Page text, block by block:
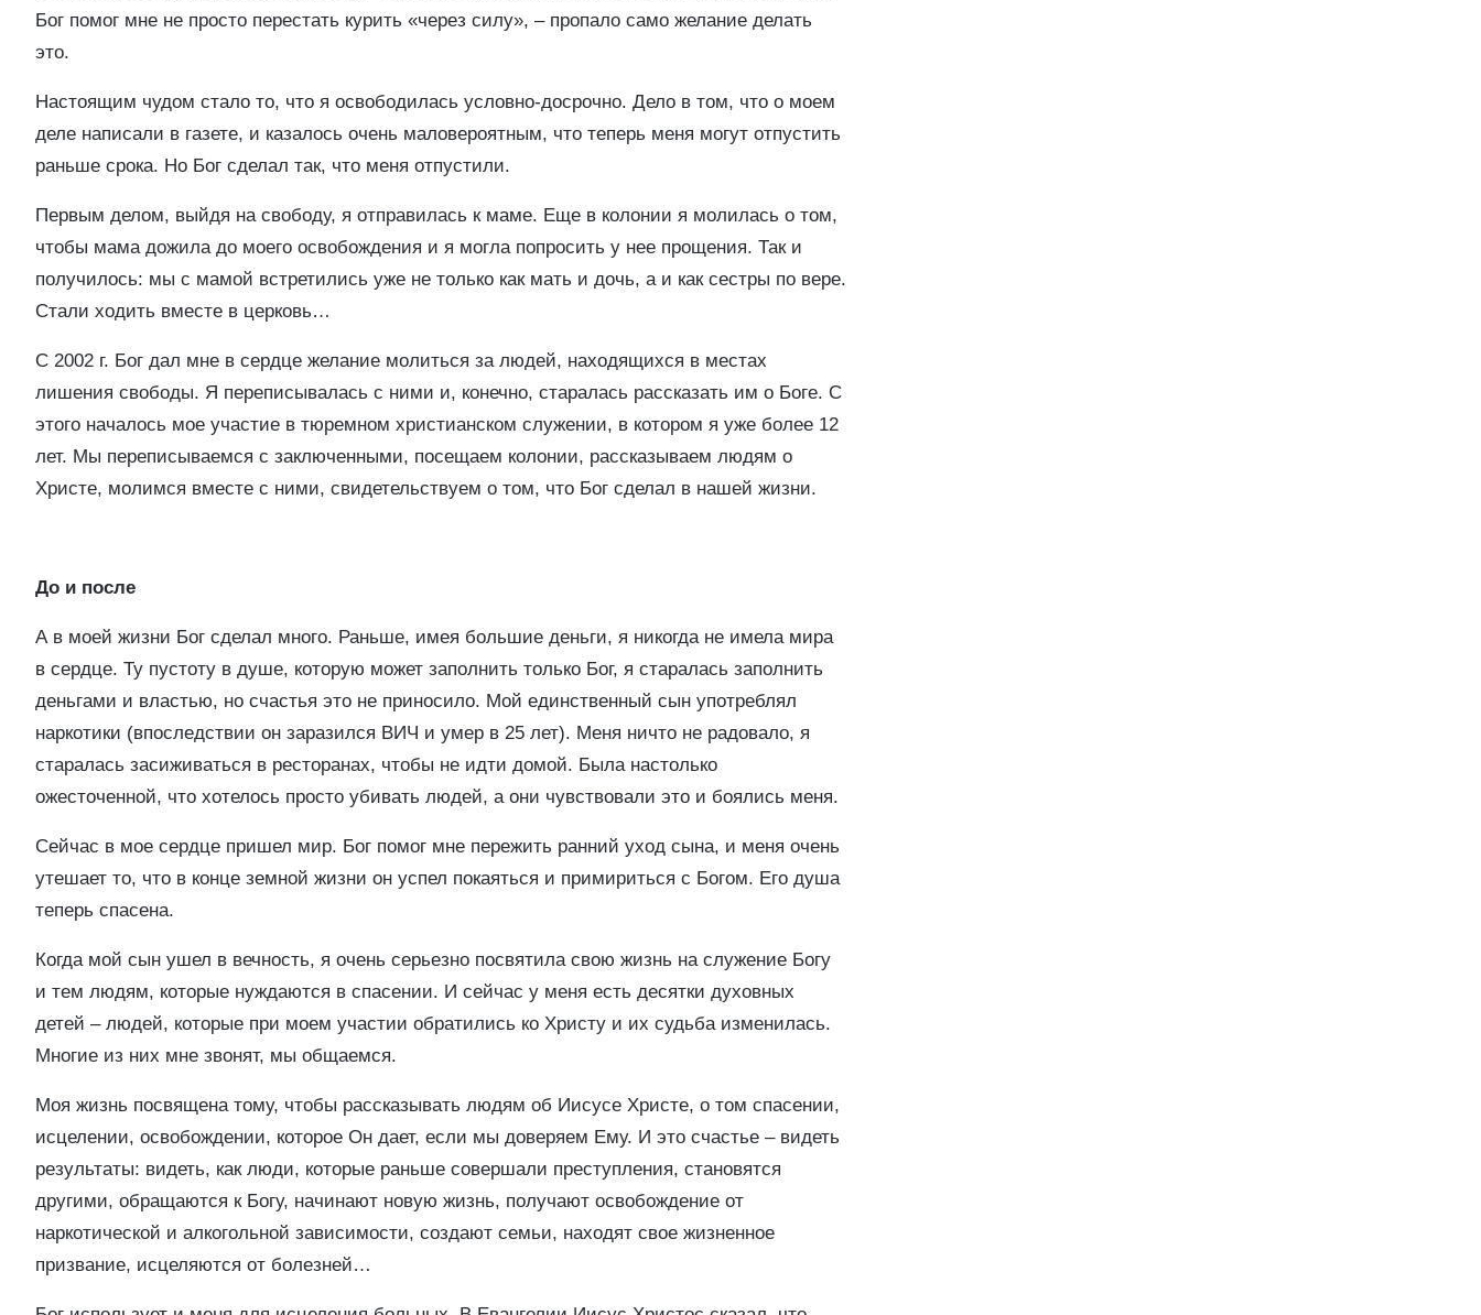
Бог помог мне не просто перестать курить «через силу», – пропало само желание делать
это.
Настоящим чудом стало то, что я освободилась условно-досрочно. Дело в том, что о моем
деле написали в газете, и казалось очень маловероятным, что теперь меня могут отпустить
раньше срока. Но Бог сделал так, что меня отпустили.
Первым делом, выйдя на свободу, я отправилась к маме. Еще в колонии я молилась о том,
чтобы мама дожила до моего освобождения и я могла попросить у нее прощения. Так и
получилось: мы с мамой встретились уже не только как мать и дочь, а и как сестры по вере.
Стали ходить вместе в церковь…
С 2002 г. Бог дал мне в сердце желание молиться за людей, находящихся в местах
лишения свободы. Я переписывалась с ними и, конечно, старалась рассказать им о Боге. С
этого началось мое участие в тюремном христианском служении, в котором я уже более 12
лет. Мы переписываемся с заключенными, посещаем колонии, рассказываем людям о
Христе, молимся вместе с ними, свидетельствуем о том, что Бог сделал в нашей жизни.
До и после
А в моей жизни Бог сделал много. Раньше, имея большие деньги, я никогда не имела мира
в сердце. Ту пустоту в душе, которую может заполнить только Бог, я старалась заполнить
деньгами и властью, но счастья это не приносило. Мой единственный сын употреблял
наркотики (впоследствии он заразился ВИЧ и умер в 25 лет). Меня ничто не радовало, я
старалась засиживаться в ресторанах, чтобы не идти домой. Была настолько
ожесточенной, что хотелось просто убивать людей, а они чувствовали это и боялись меня.
Сейчас в мое сердце пришел мир. Бог помог мне пережить ранний уход сына, и меня очень
утешает то, что в конце земной жизни он успел покаяться и примириться с Богом. Его душа
теперь спасена.
Когда мой сын ушел в вечность, я очень серьезно посвятила свою жизнь на служение Богу
и тем людям, которые нуждаются в спасении. И сейчас у меня есть десятки духовных
детей – людей, которые при моем участии обратились ко Христу и их судьба изменилась.
Многие из них мне звонят, мы общаемся.
Моя жизнь посвящена тому, чтобы рассказывать людям об Иисусе Христе, о том спасении,
исцелении, освобождении, которое Он дает, если мы доверяем Ему. И это счастье – видеть
результаты: видеть, как люди, которые раньше совершали преступления, становятся
другими, обращаются к Богу, начинают новую жизнь, получают освобождение от
наркотической и алкогольной зависимости, создают семьи, находят свое жизненное
призвание, исцеляются от болезней…